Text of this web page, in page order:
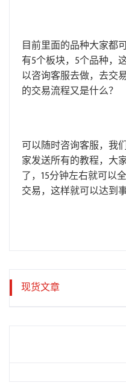
目前里面的品种大家都
有5个板块，5个品种，
以咨询客服去做，去交
的交易流程又是什么？
可以随时咨询客服，我
家发送所有的教程，大
了，15分钟左右就可以
交易，这样就可以达到
现货文章